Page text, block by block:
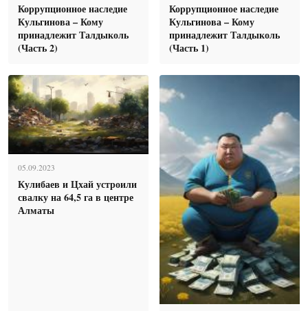
Коррупционное наследие
Кульгинова – Кому
принадлежит Талдыколь
(Часть 2)
Коррупционное наследие
Кульгинова – Кому
принадлежит Талдыколь
(Часть 1)
05.09.2023
Кулибаев и Цхай устроили
свалку на 64,5 га в центре
Алматы